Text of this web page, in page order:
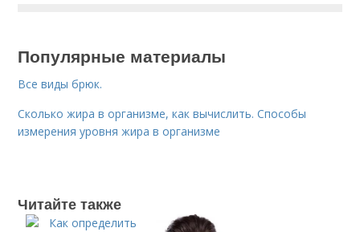
Популярные материалы
Все виды брюк.
Сколько жира в организме, как вычислить. Способы
измерения уровня жира в организме
Читайте также